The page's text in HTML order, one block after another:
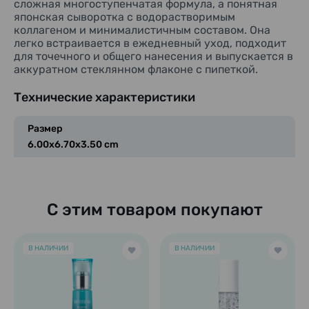
сложная многоступенчатая формула, а понятная
японская сыворотка с водорастворимым
коллагеном и минималистичным составом. Она
легко встраивается в ежедневный уход, подходит
для точечного и общего нанесения и выпускается в
аккуратном стеклянном флаконе с пипеткой.
Технические характеристики
Размер
6.00x6.70x3.50 cm
С этим товаром покупают
В НАЛИЧИИ В НАЛИЧИИ